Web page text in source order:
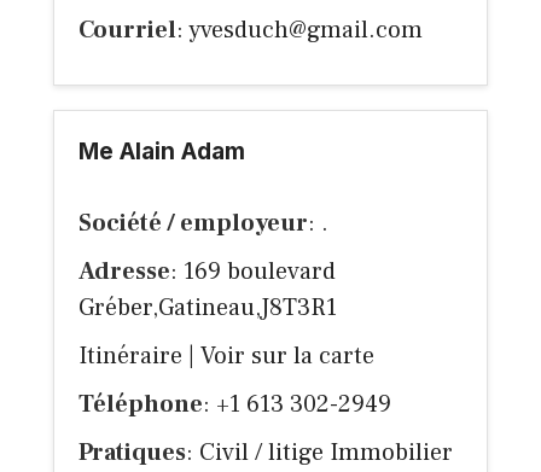
Courriel: yvesduch@gmail.com
Me Alain Adam
Société / employeur: .
Adresse: 169 boulevard
Gréber,Gatineau,J8T3R1
Itinéraire
Voir sur la carte
Téléphone: +1 613 302-2949
Pratiques: Civil / litige Immobilier